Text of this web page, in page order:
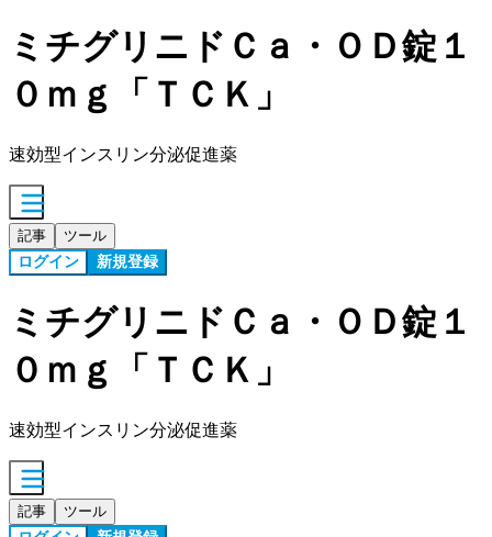
ミチグリニドＣａ・ＯＤ錠１
０ｍｇ「ＴＣＫ」
速効型インスリン分泌促進薬
記事 ツール
ログイン 新規登録
ミチグリニドＣａ・ＯＤ錠１
０ｍｇ「ＴＣＫ」
速効型インスリン分泌促進薬
記事 ツール